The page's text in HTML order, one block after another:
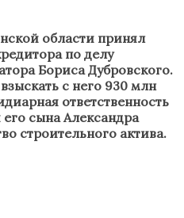
области принял
по делу
Бориса Дубровского.
с него 930 млн
ответственность
сына Александра
строительного актива.